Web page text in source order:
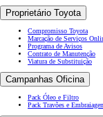
Proprietário Toyota
Compromisso Toyota
Marcação de Serviços
Programa de Avisos
Contrato de Manutenção
Viatura de Substituição
Campanhas Oficina
Pack Óleo e Filtro
Pack Travões e